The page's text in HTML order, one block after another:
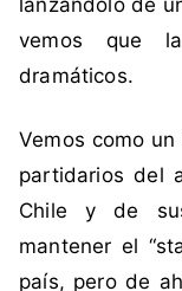
o
,
M
s
t
r
o
lanzándolo de
vemos que
dramáticos.
Vemos como un
partidarios del
Chile y de
mantener el
país, pero de